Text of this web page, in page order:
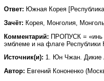
Ответ: Южная Корея
Зачёт: Корея, Монголия,
Комментарий: ПРОПУСК = «инь
эмблеме и на флаге Республики
Источник(и): 1. Юн Чжан. Дикие
Автор: Евгений Кононенко